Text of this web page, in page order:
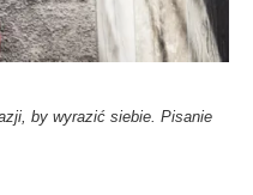
by wyrazić siebie. Pisanie